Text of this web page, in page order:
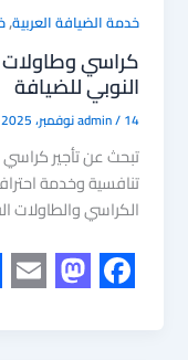
خدمة الضيافة العربية,
النوبي للضيافة
admin/14 نوفمبر، 2025
تبحث عن تأجير كراسي
تنافسية وخدمة
الكراسي والطاولات
F
M
E